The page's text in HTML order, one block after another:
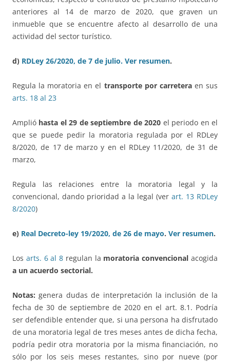
anteriores al 14 de marzo de 2020, que graven un
inmueble que se encuentre afecto al desarrollo de una
actividad del sector turístico.
d) RDLey 26/2020, de 7 de julio. Ver resumen.
Regula la moratoria en el transporte por carreteraen sus
arts. 18 al 23
Amplió hasta el 29 de septiembre de 2020 el periodo en el
que se puede pedir la moratoria regulada por el RDLey
8/2020, de 17 de marzo y en el RDLey 11/2020, de 31 de
marzo,
Regula las relaciones entre la moratoria legal y la
convencional, dando prioridad a la legal (ver art. 13 RDLey
8/2020)
e) Real Decreto-ley 19/2020, de 26 de mayo. Ver resumen.
Los arts. 6 al 8 regulan la moratoria convencional acogida
a un acuerdo sectorial.
Notas:genera dudas de interpretación la inclusión de la
fecha de 30 de septiembre de 2020 en el art. 8.1. Podría
ser defendible entender que, si una persona ha disfrutado
de una moratoria legal de tres meses antes de dicha fecha,
podría pedir otra moratoria por la misma financiación, no
sólo por los seis meses restantes, sino por nueve (por